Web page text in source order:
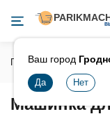
Ваш город
Главная
Машинка